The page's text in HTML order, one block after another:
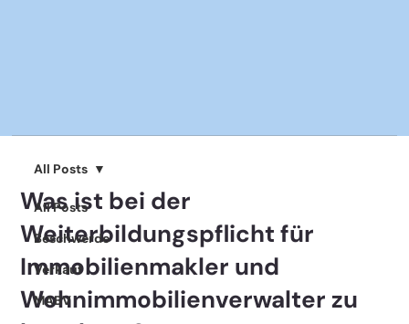
All Posts
Beschwerde
Verkauf
MABV
All Posts
Was ist bei der
Weiterbildungspflicht für
Immobilienmakler und
Wohnimmobilienverwalter zu